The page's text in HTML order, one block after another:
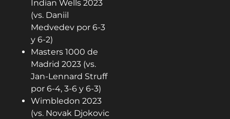
Indian Wells 2023
(vs. Daniil
Medvedev por 6-3
y 6-2)
Masters 1000 de
Madrid 2023 (vs.
Jan-Lennard Struff
por 6-4, 3-6 y 6-3)
Wimbledon 2023
(vs. Novak Djokovic